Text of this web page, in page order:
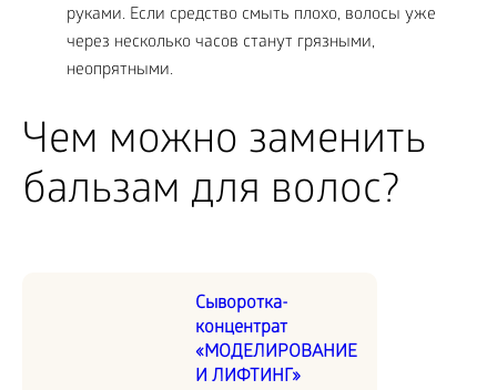
руками. Если средство смыть плохо, волосы уже
через несколько часов станут грязными,
неопрятными.
Чем можно заменить
бальзам для волос?
Сыворотка-
концентрат
«МОДЕЛИРОВАНИЕ
И ЛИФТИНГ»